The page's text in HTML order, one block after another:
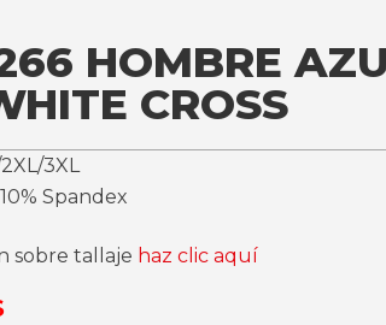
HOMBRE
CROSS
3XL
Spandex
sobre tallaje haz clic aquí